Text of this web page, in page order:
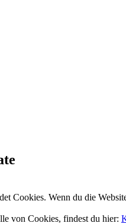
Cookies. Wenn du die
von Cookies, findest du hier: